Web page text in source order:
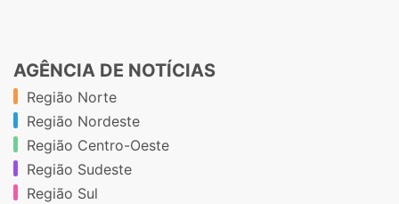
AGÊNCIA DE NOTÍCIAS
Região Norte
Região Nordeste
Região Centro-Oeste
Região Sudeste
Região Sul